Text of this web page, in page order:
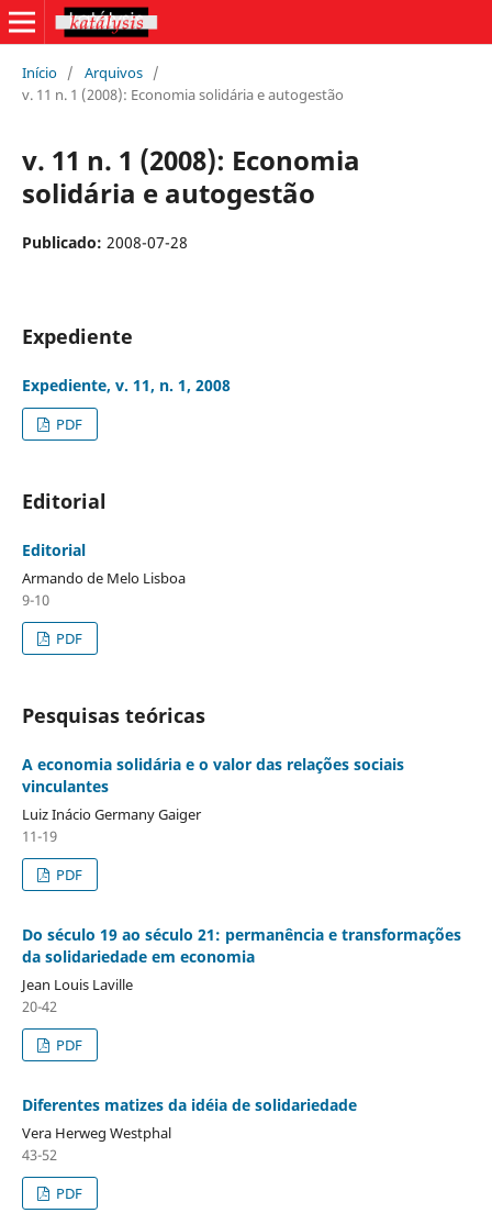
Início / Arquivos /
v. 11 n. 1 (2008): Economia solidária e autogestão
v. 11 n. 1 (2008): Economia
solidária e autogestão
Publicado: 2008-07-28
Expediente
Expediente, v. 11, n. 1, 2008
PDF
Editorial
Editorial
Armando de Melo Lisboa
9-10
PDF
Pesquisas teóricas
A economia solidária e o valor das relações sociais
vinculantes
Luiz Inácio Germany Gaiger
11-19
PDF
Do século 19 ao século 21: permanência e transformações
da solidariedade em economia
Jean Louis Laville
20-42
PDF
Diferentes matizes da idéia de solidariedade
Vera Herweg Westphal
43-52
PDF